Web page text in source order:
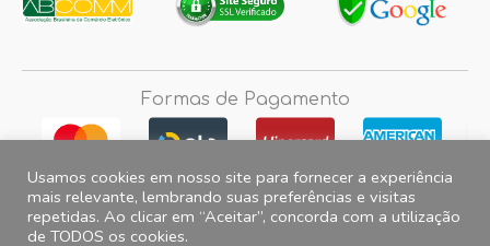
Formas de Pagamento
Fotos e imagens meramente ilustrativas, 2012© 2026 Magazine do
Usamos cookies em nosso site para fornecer a experiência
mais relevante, lembrando suas preferências e visitas
repetidas. Ao clicar em “Aceitar”, concorda com a utilização
de TODOS os cookies.